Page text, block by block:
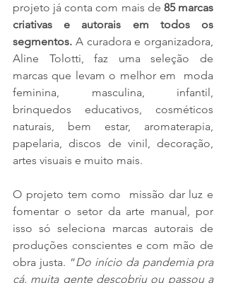
projeto já conta com mais de 85 marcas
criativas e autorais em todos os
segmentos. A curadora e organizadora,
Aline Tolotti, faz uma seleção de
marcas que levam o melhor em  moda
feminina, masculina, infantil,
brinquedos educativos, cosméticos
naturais, bem estar, aromaterapia,
papelaria, discos de vinil, decoração,
artes visuais e muito mais.
O projeto tem como  missão dar luz e
fomentar o setor da arte manual, por
isso só seleciona marcas autorais de
produções conscientes e com mão de
obra justa. “Do início da pandemia pra
cá, muita gente descobriu ou passou a